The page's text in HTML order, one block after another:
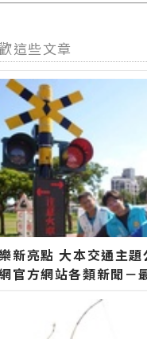
這些文章
新亮點 大本交通主
官方網站各類新聞－
在地資訊！